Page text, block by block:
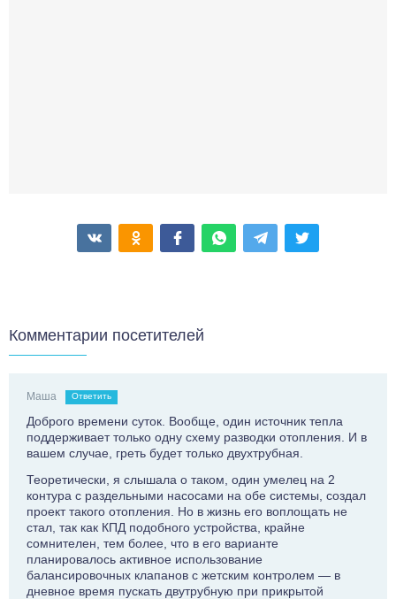
Комментарии посетителей
Маша Ответить
Доброго времени суток. Вообще, один источник тепла
поддерживает только одну схему разводки отопления. И в
вашем случае, греть будет только двухтрубная.
Теоретически, я слышала о таком, один умелец на 2
контура с раздельными насосами на обе системы, создал
проект такого отопления. Но в жизнь его воплощать не
стал, так как КПД подобного устройства, крайне
сомнителен, тем более, что в его варианте
планировалось активное использование
балансировочных клапанов с жетским контролем — в
дневное время пускать двутрубную при прикрытой